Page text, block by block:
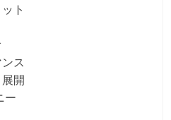
ト
ス
開
ー